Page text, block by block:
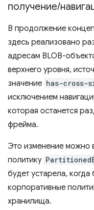
получение/
В продолжение
здесь реализовано
адресам BLOB-
верхнего уровня,
значение has-cross-
исключением
которая останется
фрейма.
Это изменение можно
политику
будет устарела, когда
корпоративные
хранилища.